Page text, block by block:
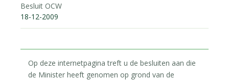
Besluit OCW
18-12-2009
Op deze internetpagina treft u de besluiten aan die
de Minister heeft genomen op grond van de